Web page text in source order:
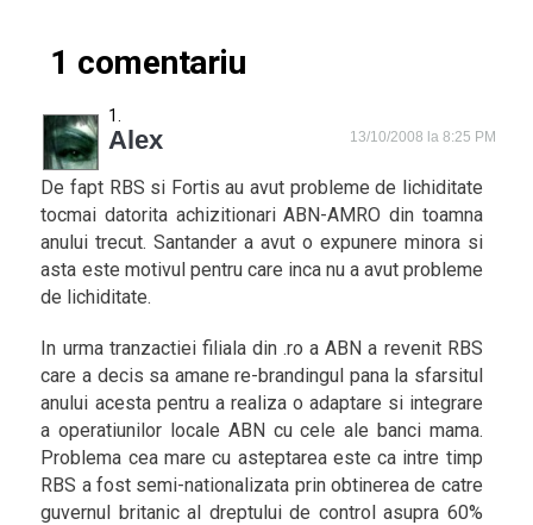
1 comentariu
Alex 13/10/2008 la 8:25 PM
De fapt RBS si Fortis au avut probleme de lichiditate
tocmai datorita achizitionari ABN-AMRO din toamna
anului trecut. Santander a avut o expunere minora si
asta este motivul pentru care inca nu a avut probleme
de lichiditate.
In urma tranzactiei filiala din .ro a ABN a revenit RBS
care a decis sa amane re-brandingul pana la sfarsitul
anului acesta pentru a realiza o adaptare si integrare
a operatiunilor locale ABN cu cele ale banci mama.
Problema cea mare cu asteptarea este ca intre timp
RBS a fost semi-nationalizata prin obtinerea de catre
guvernul britanic al dreptului de control asupra 60%